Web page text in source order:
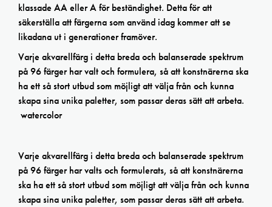
klassade AA eller A för beständighet. Detta för att
säkerställa att färgerna som använd idag kommer att se
likadana ut i generationer framöver.
Varje akvarellfärg i detta breda och balanserade spektrum
på 96 färger har valt och formulera, så att konstnärerna ska
ha ett så stort utbud som möjligt att välja från och kunna
skapa sina unika paletter, som passar deras sätt att arbeta.
watercolor
Varje akvarellfärg i detta breda och balanserade spektrum
på 96 färger har valts och formulerats, så att konstnärerna
ska ha ett så stort utbud som möjligt att välja från och kunna
skapa sina unika paletter, som passar deras sätt att arbeta.